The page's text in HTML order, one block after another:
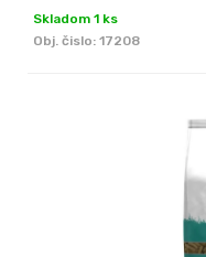
Skladom 1 ks
Obj. čislo: 17208